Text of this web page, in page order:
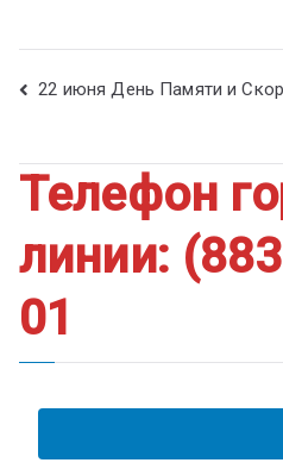
22 июня День Памяти и
Телефон
линии:
01